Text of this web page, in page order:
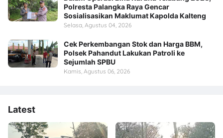
Polresta Palangka Raya Gencar
Sosialisasikan Maklumat Kapolda Kalteng
Selasa, Agustus 04, 2026
Cek Perkembangan Stok dan Harga BBM,
Polsek Pahandut Lakukan Patroli ke
Sejumlah SPBU
Kamis, Agustus 06, 2026
Latest